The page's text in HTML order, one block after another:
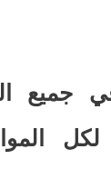
جميع